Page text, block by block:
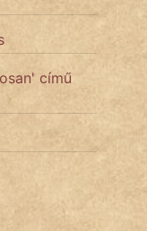
című